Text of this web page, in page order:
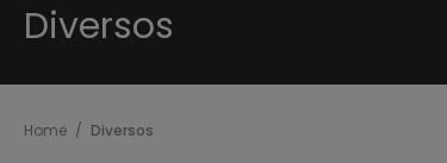
Diversos
Home Diversos